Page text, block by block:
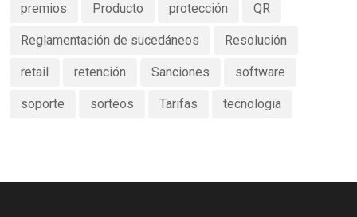
premios Producto protección QR
Reglamentación de sucedáneos Resolución
retail retención Sanciones software
soporte sorteos Tarifas tecnologia